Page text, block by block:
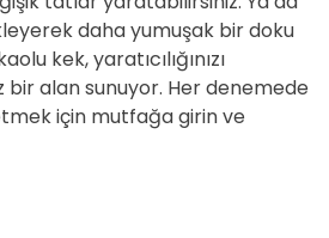
daha yumuşak bir doku
kek, yaratıcılığınızı
alan sunuyor. Her denemede
için mutfağa girin ve